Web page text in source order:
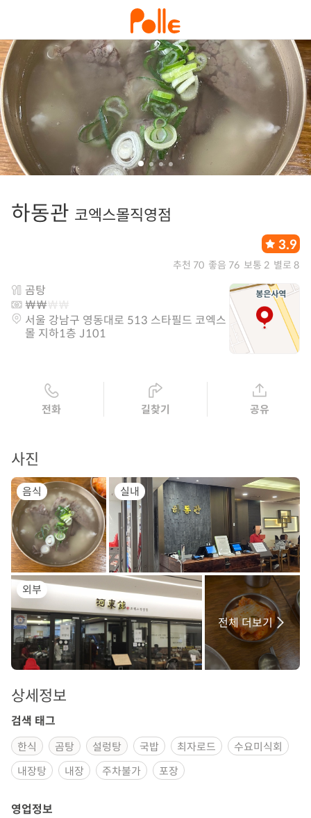
하동관 코엑스몰직영점
3.9
추천 70 좋음 76 보통 2 별로 8
곰탕
서울 강남구 영동대로 513 스타필드 코엑스
몰 지하1층 J101
전화 길찾기 공유
사진
음식 실내
외부
전체 더보기
상세정보
검색 태그
한식 곰탕 설렁탕 국밥 최자로드
수요미식회
내장탕
내장 주차불가 포장
영업정보